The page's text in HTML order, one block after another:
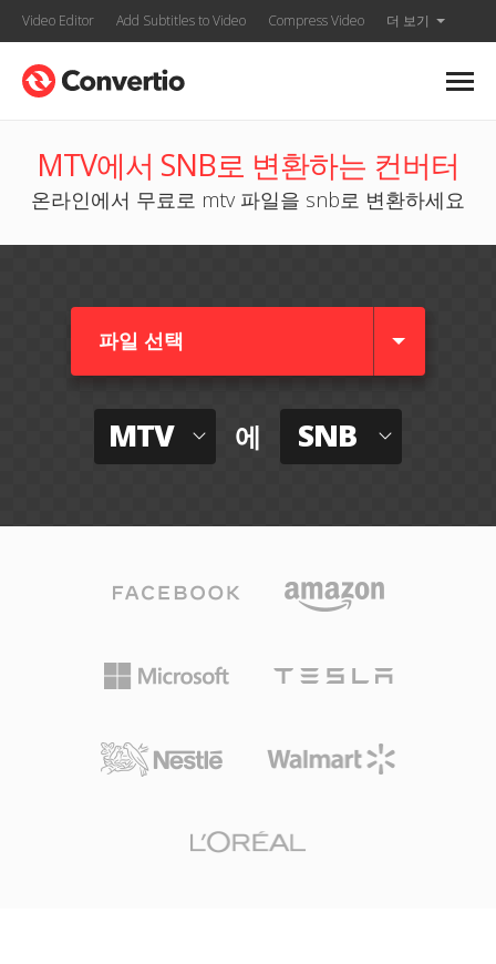
Video Editor Add Subtitles to Video Compress Video 더 보기
MTV에서 SNB로 변환하는 컨버터
온라인에서 무료로 mtv 파일을 snb로 변환하세요
파일 선택
MTV 에 SNB